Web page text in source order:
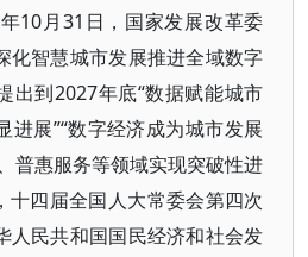
10月31日，国家发展改革委
化智慧城市发展推进全域数字
出到2027年底“数据赋能城市
进展”“数字经济成为城市发展
普惠服务等领域实现突破性进
十四届全国人大常委会第四次
人民共和国国民经济和社会发